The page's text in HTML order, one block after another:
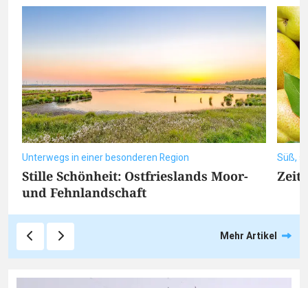
Unterwegs in einer besonderen Region
Stille Schönheit: Ostfrieslands Moor-
und Fehnlandschaft
Süß,
Zeit
Mehr Artikel